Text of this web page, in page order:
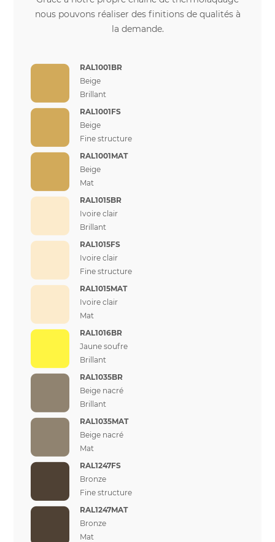
nous pouvons réaliser des finitions de qualités à
la demande.
RAL1001BR
Beige
Brillant
RAL1001FS
Beige
Fine structure
RAL1001MAT
Beige
Mat
RAL1015BR
Ivoire clair
Brillant
RAL1015FS
Ivoire clair
Fine structure
RAL1015MAT
Ivoire clair
Mat
RAL1016BR
Jaune soufre
Brillant
RAL1035BR
Beige nacré
Brillant
RAL1035MAT
Beige nacré
Mat
RAL1247FS
Bronze
Fine structure
RAL1247MAT
Bronze
Mat